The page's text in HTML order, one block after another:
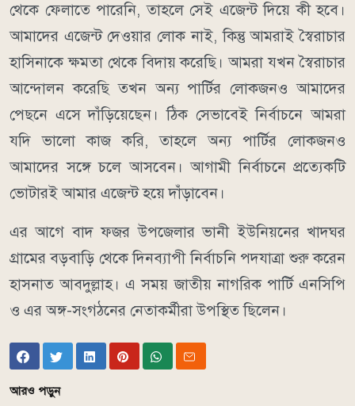
থেকে ফেলাতে পারেনি, তাহলে সেই এজেন্ট দিয়ে কী হবে।
আমাদের এজেন্ট দেওয়ার লোক নাই, কিন্তু আমরাই স্বৈরাচার
হাসিনাকে ক্ষমতা থেকে বিদায় করেছি। আমরা যখন স্বৈরাচার
আন্দোলন করেছি তখন অন্য পার্টির লোকজনও আমাদের
পেছনে এসে দাঁড়িয়েছেন। ঠিক সেভাবেই নির্বাচনে আমরা
যদি ভালো কাজ করি, তাহলে অন্য পার্টির লোকজনও
আমাদের সঙ্গে চলে আসবেন। আগামী নির্বাচনে প্রত্যেকটি
ভোটারই আমার এজেন্ট হয়ে দাঁড়াবেন।
এর আগে বাদ ফজর উপজেলার ভানী ইউনিয়নের খাদঘর
গ্রামের বড়বাড়ি থেকে দিনব্যাপী নির্বাচনি পদযাত্রা শুরু করেন
হাসনাত আবদুল্লাহ। এ সময় জাতীয় নাগরিক পার্টি এনসিপি
ও এর অঙ্গ-সংগঠনের নেতাকর্মীরা উপস্থিত ছিলেন।
আরও পড়ুন